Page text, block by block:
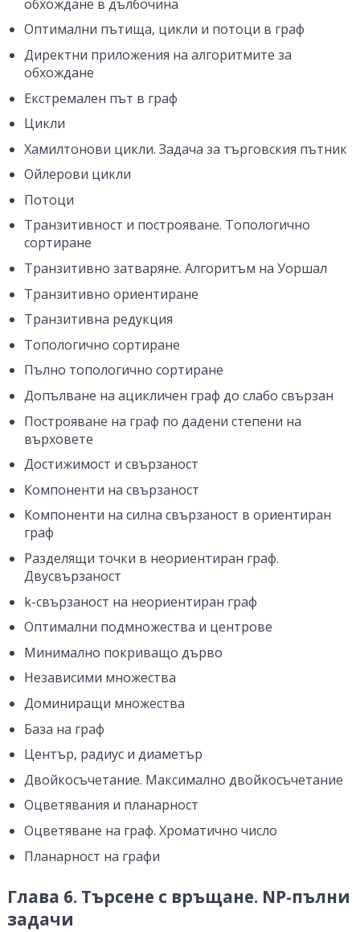
обхождане в дълбочина
Оптимални пътища, цикли и потоци в граф
Директни приложения на алгоритмите за
обхождане
Екстремален път в граф
Цикли
Хамилтонови цикли. Задача за търговския пътник
Ойлерови цикли
Потоци
Транзитивност и построяване. Топологично
сортиране
Транзитивно затваряне. Алгоритъм на Уоршал
Транзитивно ориентиране
Транзитивна редукция
Топологично сортиране
Пълно топологично сортиране
Допълване на ацикличен граф до слабо свързан
Построяване на граф по дадени степени на
върховете
Достижимост и свързаност
Компоненти на свързаност
Компоненти на силна свързаност в ориентиран
граф
Разделящи точки в неориентиран граф.
Двусвързаност
k-свързаност на неориентиран граф
Оптимални подмножества и центрове
Минимално покриващо дърво
Независими множества
Доминиращи множества
База на граф
Център, радиус и диаметър
Двойкосъчетание. Максимално двойкосъчетание
Оцветявания и планарност
Оцветяване на граф. Хроматично число
Планарност на графи
Глава 6. Търсене с връщане. NP-пълни
задачи